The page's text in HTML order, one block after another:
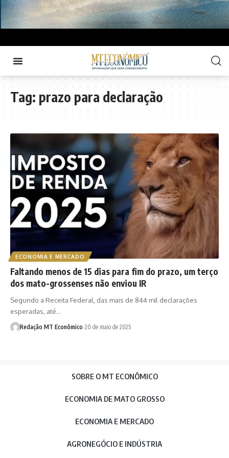
Tag: prazo para declaração
ECONOMIA E MERCADO
Faltando menos de 15 dias para fim do prazo, um terço
dos mato-grossenses não enviou IR
Segundo a Receita Federal, das mais de 844 mil declarações
esperadas, até…
Redação MT Econômico 20 de maio de 2025
SOBRE O MT ECONÔMICO
ECONOMIA DE MATO GROSSO
ECONOMIA E MERCADO
AGRONEGÓCIO E INDÚSTRIA